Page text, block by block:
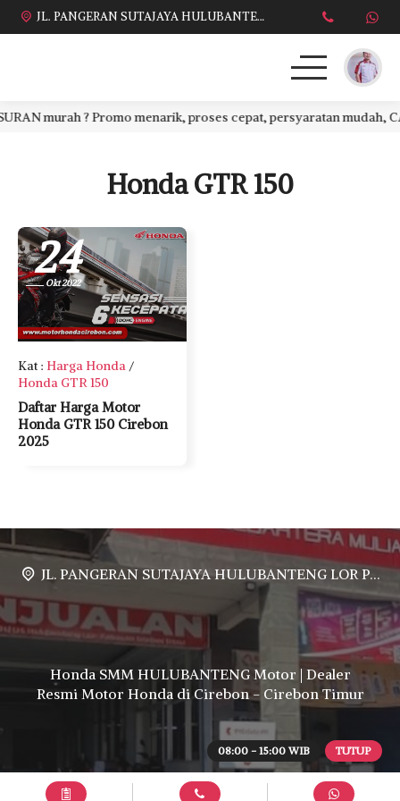
JL. PANGERAN SUTAJAYA HULUBANTENG LOR PABUARAN CIREBON TIMUR, Ds. Babakan gebang cirebon Gebang udik cirebon Ciledug cirebon Karang wareng cirebon
08:00 - 15:00 WIB TUTUP
HONDA
DAFTAR HARGA
PROMO TERBARU
DEALER KAMI
SALES
murah ? Promo menarik, proses cepat, persyaratan mudah,
Honda GTR 150
24
Okt 2022
Kat : Harga Honda /
Honda GTR 150
Daftar Harga Motor
Honda GTR 150 Cirebon
2025
JL. PANGERAN SUTAJAYA HULUBANTENG LOR PABUARAN CIREBON TIMUR, Ds. Babakan gebang cirebon Gebang udik cirebon Ciledug cirebon Karang wareng cirebon
Honda SMM HULUBANTENG Motor | Dealer
Resmi Motor Honda di Cirebon - Cirebon Timur